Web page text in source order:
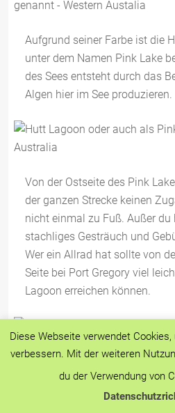
Aufgrund seiner Farbe ist die
unter dem Namen Pink Lake
des Sees entsteht durch das
Algen hier im See produzieren.
Von der Ostseite des Pink
der ganzen Strecke keinen
nicht einmal zu Fuß. Außer
stachliges Gesträuch und
Wer ein Allrad hat sollte von
Seite bei Port Gregory viel
Lagoon erreichen können.
Nach dem Pink Lake führt der
weit von der Küste entfernt
Spanndes gibt es hier nicht zu
Diese Webseite verwendet
verbessern. Mit der weiteren
du der Verwendung von